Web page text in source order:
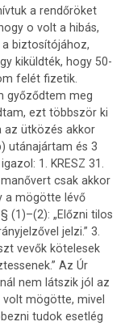
a rendőröket
o volt a hibás,
biztosítójához,
kiküldték, hogy 50-
felét fizetik.
győződtem meg
ezt többször ki
az ütközés akkor
utánajártam és 3
1. ⁠KRESZ 31.
csak akkor
a mögötte lévő
(1)–(2): „Előzni tilos
jelzi.” 3.
vevők kötelesek
Az Úr
nem látszik jól az
mögötte, mivel
tudok esetlég